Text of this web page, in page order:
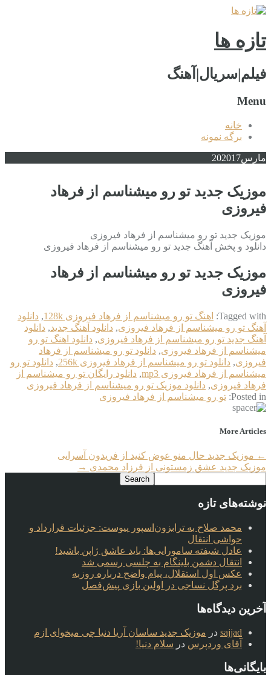
تازه ها
فیلم|سریال|آهنگ
Menu
خانه
برگه نمونه
مارس 202017
موزیک جدید تو رو میشناسم از فرهاد
فیروزی
موزیک جدید تو رو میشناسم از فرهاد فیروزی
دانلود و پخش آهنگ جدید تو رو میشناسم از فرهاد فیروزی
موزیک جدید تو رو میشناسم از فرهاد
فیروزی
Tagged with: اهنگ تو رو میشناسم از فرهاد فیروزی 128k , دانلود
آهنگ تو رو میشناسم از فرهاد فیروزی, دانلود آهنگ جدید, دانلود
آهنگ جدید تو رو میشناسم از فرهاد فیروزی, دانلود اهنگ تو رو
میشناسم از فرهاد فیروزی, دانلود تو رو میشناسم از فرهاد
فیروزی, دانلود تو رو میشناسم از فرهاد فیروزی 256k , دانلود تو رو
میشناسم از فرهاد فیروزی mp3
, دانلود رایگان تو رو میشناسم از
فرهاد فیروزی, دانلود موزیک تو رو میشناسم از فرهاد فیروزی
Posted in: تو رو میشناسم از فرهاد فیروزی
More Articles
← موزیک جدید حال منو عوض کنید از فریدون آسرایی
موزیک جدید عشق زمستونی از فرزاد محمدی →
نوشته‌های تازه
محمد صلاح به ترابزون‌اسپور پیوست: جزئیات قرارداد و
حواشی انتقال
عادل شیفته سامورایی‌ها: باید عاشق ژاپن باشید!
انتقال دشمن بلینگام به چلسی رسمی شد
عکس اول استقلال، پیام واضح درباره روزبه
برد پرگل نساجی در اولین بازی پیش‌فصل
آخرین دیدگاه‌ها
sajjad در موزیک جدید ساسان آریا دنیا چی میخوای ازم
آقای وردپرس در سلام دنیا!
بایگانی‌ها